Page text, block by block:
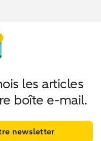
les articles
boîte e-mail.
newsletter